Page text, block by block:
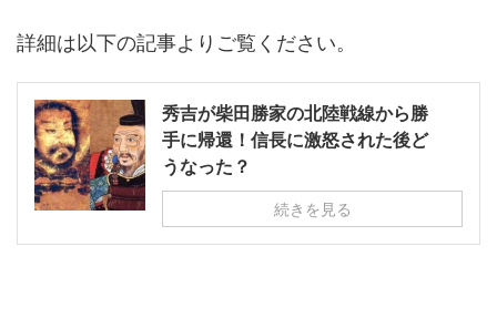
詳細は以下の記事よりご覧ください。
秀吉が柴田勝家の北陸戦線から勝
手に帰還！信長に激怒された後ど
うなった？
続きを見る